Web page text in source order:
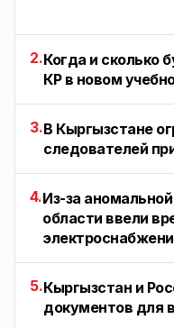
2.Когда и сколько
КР в новом
3.В Кыргызстане
следователей
4.Из-за
области ввели
5.Кыргызстан и
документов для